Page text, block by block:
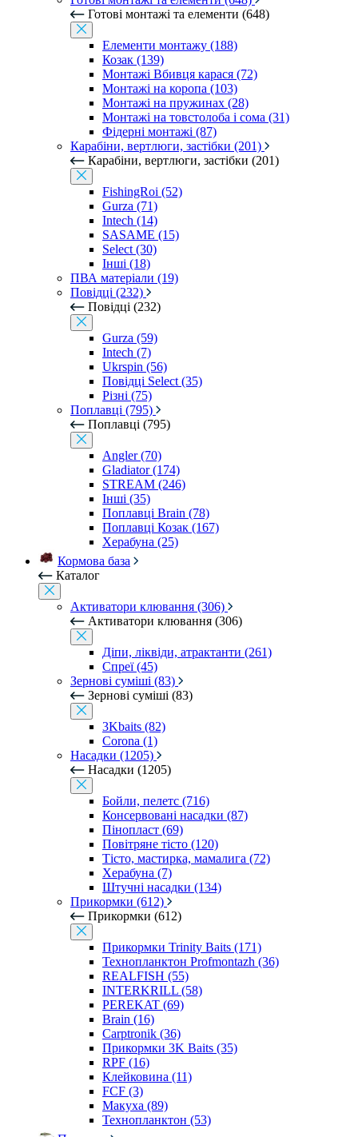
Готові монтажі та елементи (648)
Елементи монтажу (188)
Козак (139)
Монтажі Вбивця карася (72)
Монтажі на коропа (103)
Монтажі на пружинах (28)
Монтажі на товстолоба і сома (31)
Фідерні монтажі (87)
Карабіни, вертлюги, застібки (201)
Карабіни, вертлюги, застібки (201)
FishingRoi (52)
Gurza (71)
Intech (14)
SASAME (15)
Select (30)
Інші (18)
ПВА матеріали (19)
Повідці (232)
Повідці (232)
Gurza (59)
Intech (7)
Ukrspin (56)
Повідці Select (35)
Різні (75)
Поплавці (795)
Поплавці (795)
Angler (70)
Gladiator (174)
STREAM (246)
Інші (35)
Поплавці Brain (78)
Поплавці Козак (167)
Херабуна (25)
Кормова база
Каталог
Активатори клювання (306)
Активатори клювання (306)
Діпи, ліквіди, атрактанти (261)
Спреї (45)
Зернові суміші (83)
Зернові суміші (83)
3Kbaits (82)
Corona (1)
Насадки (1205)
Насадки (1205)
Бойли, пелетс (716)
Консервовані насадки (87)
Пінопласт (69)
Повітряне тісто (120)
Тісто, мастирка, мамалига (72)
Херабуна (7)
Штучні насадки (134)
Прикормки (612)
Прикормки (612)
Прикормки Trinity Baits (171)
Технопланктон Profmontazh (36)
REALFISH (55)
INTERKRILL (58)
PEREKAT (69)
Brain (16)
Carptronik (36)
Прикормки 3K Baits (35)
RPF (16)
Клейковина (11)
FCF (3)
Макуха (89)
Технопланктон (53)